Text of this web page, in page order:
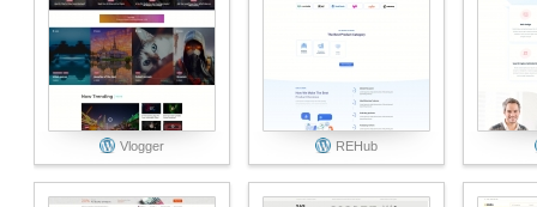
Vlogger REHub